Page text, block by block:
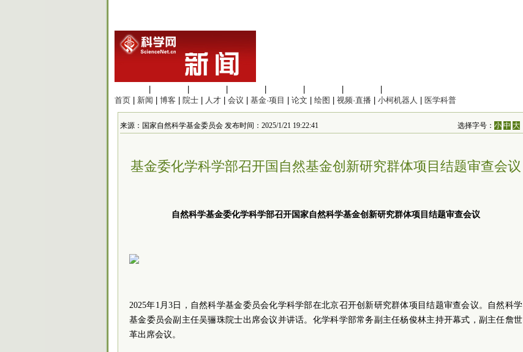
首页
新闻 博客 院士 人才 会议 基金·项目 论文 绘图 视频·直播 小柯机器人 医学科普
来源：国家自然科学基金委员会 发布时间：2025/1/21 19:22:41 选择字号：小 中 大
基金委化学科学部召开国自然基金创新研究群体项目结题审查会议
自然科学基金委化学科学部召开国家自然科学基金创新研究群体项目结题审查会议
2025年1月3日，自然科学基金委员会化学科学部在北京召开创新研究群体项目结题审查会议。自然科学
基金委员会副主任吴骊珠院士出席会议并讲话。化学科学部常务副主任杨俊林主持开幕式，副主任詹世
革出席会议。